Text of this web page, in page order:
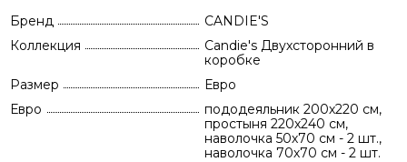
Бренд
CANDIE'S
Коллекция
Candie's Двухсторонний в
коробке
Размер
Евро
Евро
пододеяльник 200х220 см,
простыня 220х240 см,
наволочка 50х70 см - 2 шт.,
наволочка 70х70 см - 2 шт.